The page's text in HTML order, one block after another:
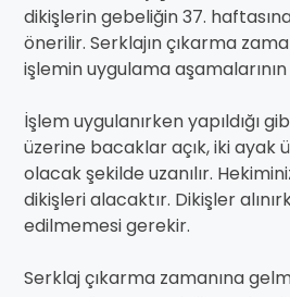
dikişlerin gebeliğin 37.
önerilir. Serklajın çıkarma
işlemin uygulama
İşlem uygulanırken yapıldığı
üzerine bacaklar açık, iki ayak
olacak şekilde uzanılır.
dikişleri alacaktır. Dikişler
edilmemesi gerekir.
Serklaj çıkarma zamanına